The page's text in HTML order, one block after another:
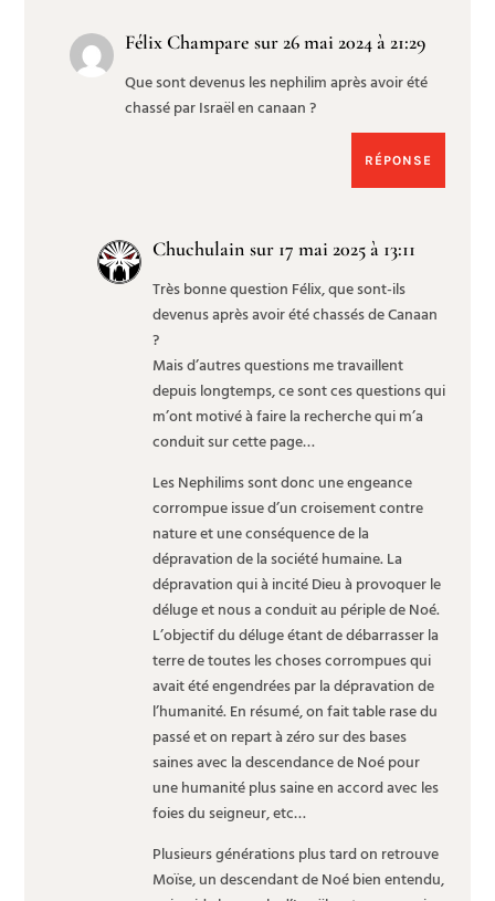
Félix Champare sur 26 mai 2024 à 21:29
Que sont devenus les nephilim après avoir été
chassé par Israël en canaan ?
RÉPONSE
Chuchulain sur 17 mai 2025 à 13:11
Très bonne question Félix, que sont-ils
devenus après avoir été chassés de Canaan
?
Mais d’autres questions me travaillent
depuis longtemps, ce sont ces questions qui
m’ont motivé à faire la recherche qui m’a
conduit sur cette page…
Les Nephilims sont donc une engeance
corrompue issue d’un croisement contre
nature et une conséquence de la
dépravation de la société humaine. La
dépravation qui à incité Dieu à provoquer le
déluge et nous a conduit au périple de Noé.
L’objectif du déluge étant de débarrasser la
terre de toutes les choses corrompues qui
avait été engendrées par la dépravation de
l’humanité. En résumé, on fait table rase du
passé et on repart à zéro sur des bases
saines avec la descendance de Noé pour
une humanité plus saine en accord avec les
foies du seigneur, etc…
Plusieurs générations plus tard on retrouve
Moïse, un descendant de Noé bien entendu,